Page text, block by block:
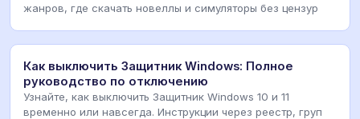
жанров, где скачать новеллы и симуляторы без цензур
Как выключить Защитник Windows: Полное
руководство по отключению
Узнайте, как выключить Защитник Windows 10 и 11
временно или навсегда. Инструкции через реестр, груп